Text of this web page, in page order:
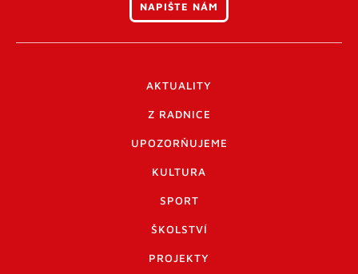
NAPIŠTE NÁM
AKTUALITY
Z RADNICE
UPOZORŇUJEME
KULTURA
SPORT
ŠKOLSTVÍ
PROJEKTY